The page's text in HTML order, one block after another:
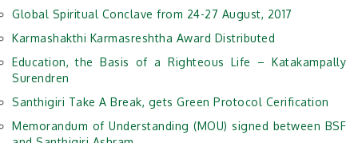
Global Spiritual Conclave from 24-27 August, 2017
Karmashakthi Karmasreshtha Award Distributed
Education, the Basis of a Righteous Life – Katakampally
Surendren
Santhigiri Take A Break, gets Green Protocol Cerification
Memorandum of Understanding (MOU) signed between BSF